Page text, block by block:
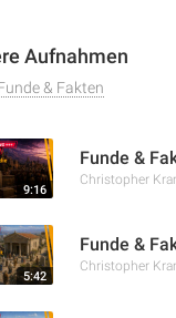
Aufnahmen
& Fakten
9:16
Funde &
Christopher
5:42
Funde &
Christopher